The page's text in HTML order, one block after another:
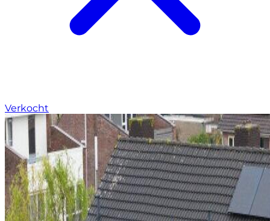
Verkocht